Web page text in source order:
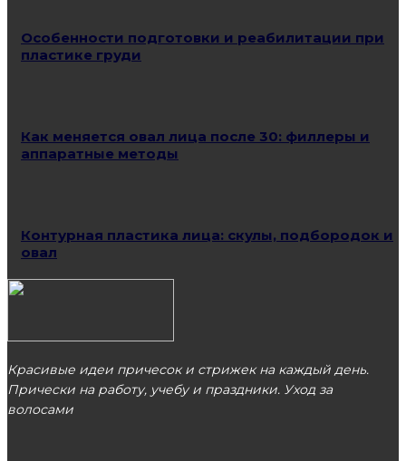
Особенности подготовки и реабилитации при
пластике груди
Как меняется овал лица после 30: филлеры и
аппаратные методы
Контурная пластика лица: скулы, подбородок и
овал
Красивые идеи причесок и стрижек на каждый день.
Прически на работу, учебу и праздники. Уход за
волосами